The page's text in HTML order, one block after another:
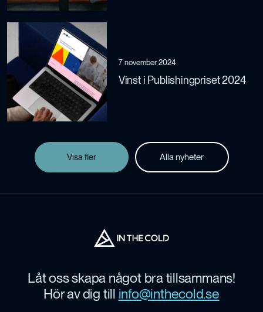
7 november 2024
Vinst i Publishingpriset 2024
Visa fler Alla nyheter
Låt oss skapa något bra tillsammans!
Hör av dig till info@inthecold.se